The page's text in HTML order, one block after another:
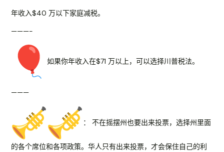
年收入$40 万以下家庭减税。
———-
如果你年收入在$71 万以上，可以选择川普税法。
———
： 不在摇摆州也要出来投票，选择州里面
的各个席位和各项政策。 华人只有出来投票，才会保住自己的利